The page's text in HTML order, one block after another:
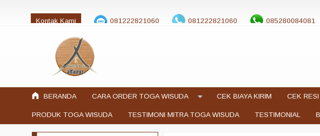
Kontak Kami 081222821060 081222821060 085280084081
jualtogawisuda@gmail.com
BERANDA CARA ORDER TOGA WISUDA CEK BIAYA KIRIM CEK RESI
PRODUK TOGA WISUDA TESTIMONI MITRA TOGA WISUDA TESTIMONIAL